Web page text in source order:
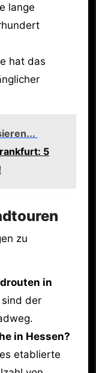
lange
hat das
5
zu
in
sind der
in Hessen?
etablierte